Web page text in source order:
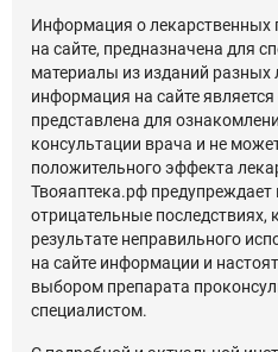
Информация о лекарственных
на сайте, предназначена для
материалы из изданий разных
информация на сайте
представлена для
консультации врача и не
положительного эффекта
Твояаптека.рф
отрицательные последствиях,
результате неправильного
на сайте информации и
выбором препарата
специалистом.